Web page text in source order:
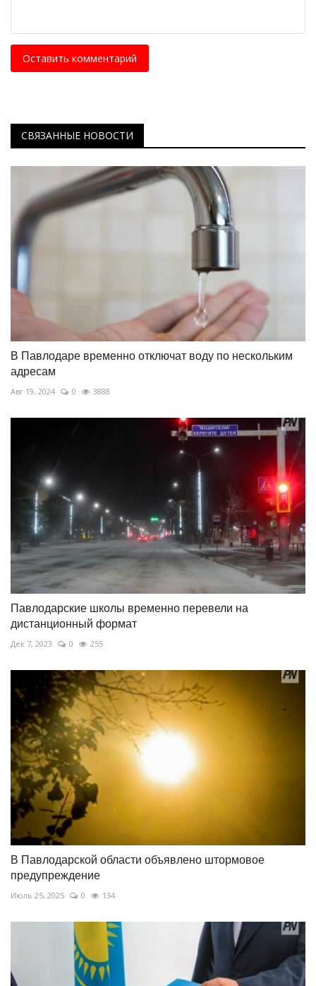
Оставить комментарий
СВЯЗАННЫЕ НОВОСТИ
В Павлодаре временно отключат воду по нескольким
адресам
Авг 19, 2024 0 3888
Павлодарские школы временно перевели на
дистанционный формат
Дек 7, 2023 0 255
В Павлодарской области объявлено штормовое
предупреждение
Июль 25, 2025 0 134